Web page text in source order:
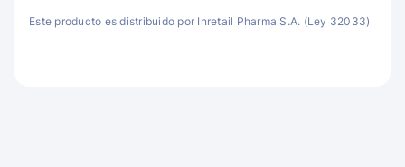
Este producto es distribuido por Inretail Pharma S.A. (Ley 32033)